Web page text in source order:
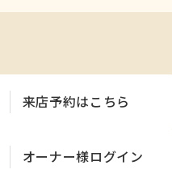
来店予約はこちら
オーナー様ログイン